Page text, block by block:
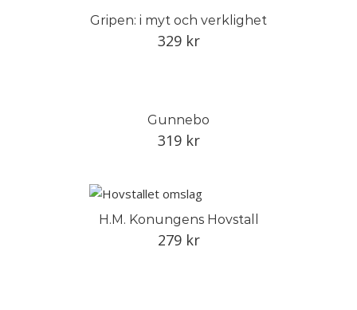
Gripen: i myt och verklighet
329 kr
Gunnebo
319 kr
H.M. Konungens Hovstall
279 kr